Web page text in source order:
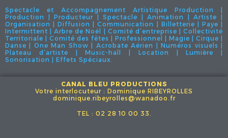
Spectacle et Accompagnement Artistique Production |
Production | Producteur | Spectacle | Animation | Artiste |
Organisation | Diffusion | Communication | Billetterie | Paye |
Intermittent | Arbre de Noël | Comité d’entreprise | Collectivité
Territoriale | Comité des fêtes | Professionnel | Magie | Cirque |
Danse | One Man Show | Acrobate Aérien | Numéros visuels |
Plateau d’artiste | Music-hall | Location | Lumière |
Sonorisation | Effets Spéciaux.
CANAL BLEU PRODUCTIONS
Votre interlocuteur : Dominique RIBEYROLLES
dominique.ribeyrolles@wanadoo.fr
TEL : 02 28 10 00 33.